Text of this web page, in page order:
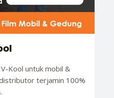
Kool untuk mobil &
terjamin 100%